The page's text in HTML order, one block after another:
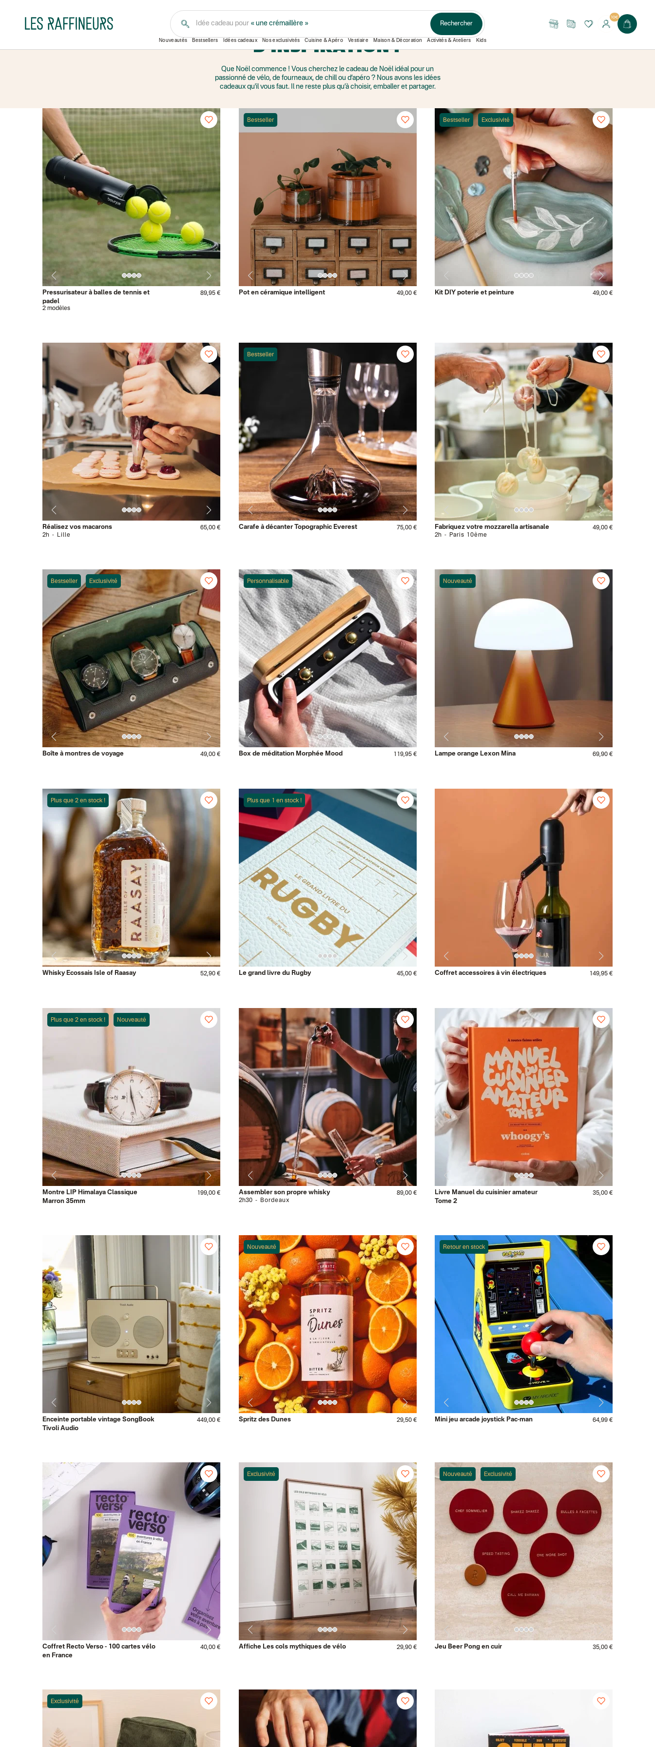
Idée cadeau pour « une crémaillère » Rechercher
Nos
Le
10€
Nouveautés Bestsellers Idées cadeaux Nos exclusivités Cuisine & Apéro Vestiaire Maison & Décoration Activités & Ateliers Kids
En manque
D'INSPIRATION ?
Que Noël commence ! Vous cherchez le cadeau de Noël idéal pour un
passionné de vélo, de fourneaux, de chill ou d’apéro ? Nous avons les idées
cadeaux qu'il vous faut. Il ne reste plus qu’à choisir, emballer et partager.
Pressurisateur à balles de tennis et
padel
89,95 €
2 modèles
Bestseller
Pot en céramique intelligent 49,00 €
Bestseller Exclusivité
Kit DIY poterie et peinture 49,00 €
Réalisez vos macarons
2h Lille
65,00 €
Bestseller
Carafe à décanter Topographic Everest 75,00 € Fabriquez votre mozzarella artisanale
2h Paris 10ème
49,00 €
Bestseller Exclusivité
Boîte à montres de voyage 49,00 €
Personnalisable
Box de méditation Morphée Mood 119,95 €
Nouveauté
Lampe orange Lexon Mina 69,90 €
Plus que 2 en stock !
Whisky Ecossais Isle of Raasay 52,90 €
Plus que 1 en stock !
Le grand livre du Rugby 45,00 € Coffret accessoires à vin électriques 149,95 €
Plus que 2 en stock ! Nouveauté
Montre LIP Himalaya Classique
Marron 35mm
199,00 € Assembler son propre whisky
2h30 Bordeaux
89,00 €
Livre Manuel du cuisinier amateur
Tome 2
35,00 €
Enceinte portable vintage SongBook
Tivoli Audio
449,00 €
Nouveauté
Spritz des Dunes 29,50 €
Retour en stock
Mini jeu arcade joystick Pac-man 64,99 €
Coffret Recto Verso - 100 cartes vélo
en France
40,00 €
Exclusivité
Affiche Les cols mythiques de vélo 29,90 €
Nouveauté Exclusivité
Jeu Beer Pong en cuir 35,00 €
Exclusivité